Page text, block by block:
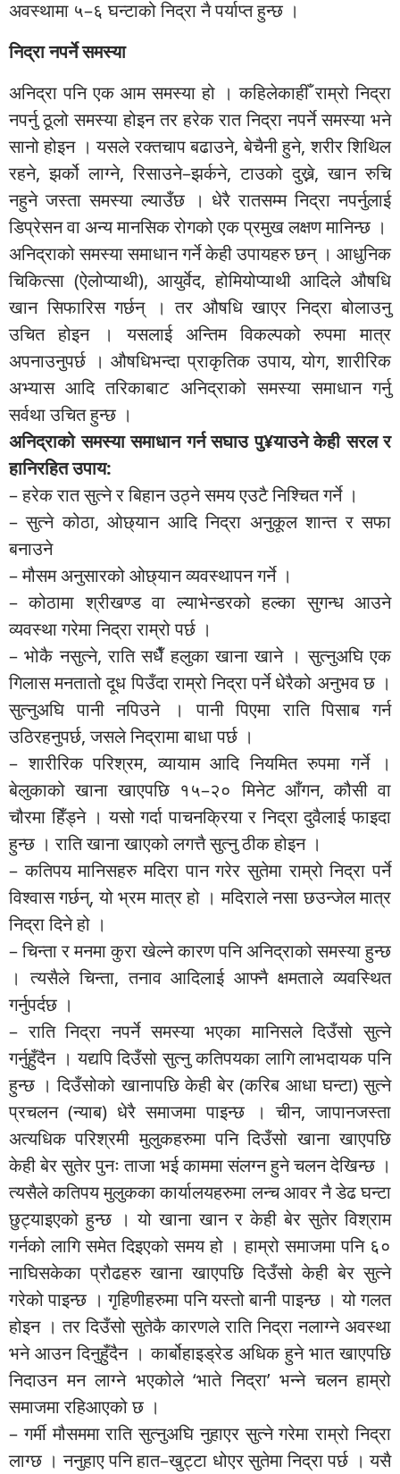
अवस्थामा ५–६ घन्टाको निद्रा नै पर्याप्त हुन्छ ।
निद्रा नपर्ने समस्या
अनिद्रा पनि एक आम समस्या हो । कहिलेकाहीँ राम्रो निद्रा
नपर्नु ठूलो समस्या होइन तर हरेक रात निद्रा नपर्ने समस्या भने
सानो होइन । यसले रक्तचाप बढाउने, बेचैनी हुने, शरीर शिथिल
रहने, झर्को लाग्ने, रिसाउने–झर्कने, टाउको दुख्ने, खान रुचि
नहुने जस्ता समस्या ल्याउँछ । धेरै रातसम्म निद्रा नपर्नुलाई
डिप्रेसन वा अन्य मानसिक रोगको एक प्रमुख लक्षण मानिन्छ ।
अनिद्राको समस्या समाधान गर्ने केही उपायहरु छन् । आधुनिक
चिकित्सा (ऐलोप्याथी), आयुर्वेद, होमियोप्याथी आदिले औषधि
खान सिफारिस गर्छन् । तर औषधि खाएर निद्रा बोलाउनु
उचित होइन । यसलाई अन्तिम विकल्पको रुपमा मात्र
अपनाउनुपर्छ । औषधिभन्दा प्राकृतिक उपाय, योग, शारीरिक
अभ्यास आदि तरिकाबाट अनिद्राको समस्या समाधान गर्नु
सर्वथा उचित हुन्छ ।
अनिद्राको समस्या समाधान गर्न सघाउ पु¥याउने केही सरल र
हानिरहित उपाय:
– हरेक रात सुत्ने र बिहान उठ्ने समय एउटै निश्चित गर्ने ।
– सुत्ने कोठा, ओछ्यान आदि निद्रा अनुकूल शान्त र सफा
बनाउने
– मौसम अनुसारको ओछ्यान व्यवस्थापन गर्ने ।
– कोठामा श्रीखण्ड वा ल्याभेन्डरको हल्का सुगन्ध आउने
व्यवस्था गरेमा निद्रा राम्रो पर्छ ।
– भोकै नसुत्ने, राति सधैँ हलुका खाना खाने । सुत्नुअघि एक
गिलास मनतातो दूध पिउँदा राम्रो निद्रा पर्ने धेरैको अनुभव छ ।
सुत्नुअघि पानी नपिउने । पानी पिएमा राति पिसाब गर्न
उठिरहनुपर्छ, जसले निद्रामा बाधा पर्छ ।
– शारीरिक परिश्रम, व्यायाम आदि नियमित रुपमा गर्ने ।
बेलुकाको खाना खाएपछि १५–२० मिनेट आँगन, कौसी वा
चौरमा हिँड्ने । यसो गर्दा पाचनक्रिया र निद्रा दुवैलाई फाइदा
हुन्छ । राति खाना खाएको लगत्तै सुत्नु ठीक होइन ।
– कतिपय मानिसहरु मदिरा पान गरेर सुतेमा राम्रो निद्रा पर्ने
विश्वास गर्छन्, यो भ्रम मात्र हो । मदिराले नसा छउन्जेल मात्र
निद्रा दिने हो ।
– चिन्ता र मनमा कुरा खेल्ने कारण पनि अनिद्राको समस्या हुन्छ
। त्यसैले चिन्ता, तनाव आदिलाई आफ्नै क्षमताले व्यवस्थित
गर्नुपर्दछ ।
– राति निद्रा नपर्ने समस्या भएका मानिसले दिउँसो सुत्ने
गर्नुहुँदैन । यद्यपि दिउँसो सुत्नु कतिपयका लागि लाभदायक पनि
हुन्छ । दिउँसोको खानापछि केही बेर (करिब आधा घन्टा) सुत्ने
प्रचलन (न्याब) धेरै समाजमा पाइन्छ । चीन, जापानजस्ता
अत्यधिक परिश्रमी मुलुकहरुमा पनि दिउँसो खाना खाएपछि
केही बेर सुतेर पुनः ताजा भई काममा संलग्न हुने चलन देखिन्छ ।
त्यसैले कतिपय मुलुकका कार्यालयहरुमा लन्च आवर नै डेढ घन्टा
छुट्याइएको हुन्छ । यो खाना खान र केही बेर सुतेर विश्राम
गर्नको लागि समेत दिइएको समय हो । हाम्रो समाजमा पनि ६०
नाघिसकेका प्रौढहरु खाना खाएपछि दिउँसो केही बेर सुत्ने
गरेको पाइन्छ । गृहिणीहरुमा पनि यस्तो बानी पाइन्छ । यो गलत
होइन । तर दिउँसो सुतेकै कारणले राति निद्रा नलाग्ने अवस्था
भने आउन दिनुहुँदैन । कार्बोहाइड्रेड अधिक हुने भात खाएपछि
निदाउन मन लाग्ने भएकोले ‘भाते निद्रा’ भन्ने चलन हाम्रो
समाजमा रहिआएको छ ।
– गर्मी मौसममा राति सुत्नुअघि नुहाएर सुत्ने गरेमा राम्रो निद्रा
लाग्छ । ननुहाए पनि हात–खुट्टा धोएर सुतेमा निद्रा पर्छ । यसै